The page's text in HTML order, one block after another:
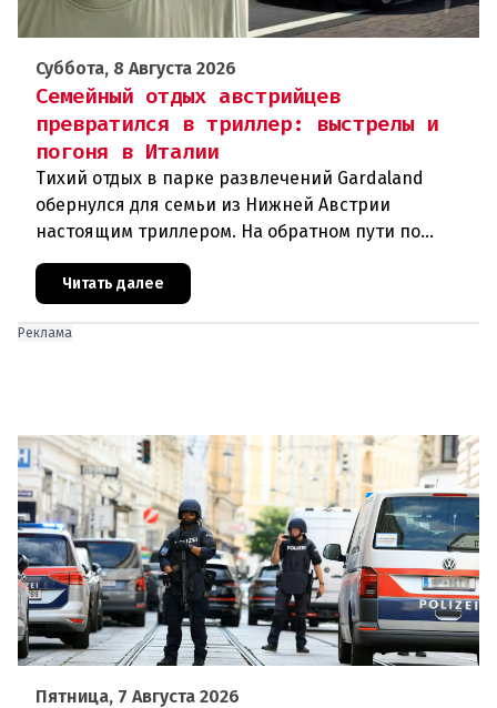
Суббота, 8 Августа 2026
Семейный отдых австрийцев
превратился в триллер: выстрелы и
погоня в Италии
Тихий отдых в парке развлечений Gardaland
обернулся для семьи из Нижней Австрии
настоящим триллером. На обратном пути по
автостраде между Вероной и Венецией их машина
подверглась обстрелу, за которым
Читать далее
Реклама
Пятница, 7 Августа 2026